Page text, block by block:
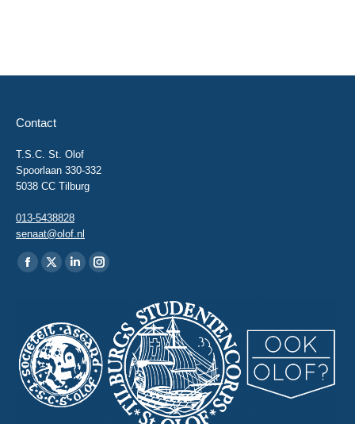
Contact
T.S.C. St. Olof
Spoorlaan 330-332
5038 CC Tilburg
013-5438828
senaat@olof.nl
Vind ons op:
Facebook
in
new
window
X
in
new
window
Linkedin
in
new
window
Instagram
new
window